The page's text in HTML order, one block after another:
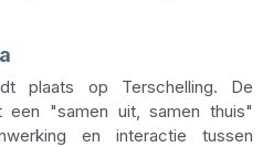
plaats op Terschelling. De
een "samen uit, samen thuis"
en interactie tussen